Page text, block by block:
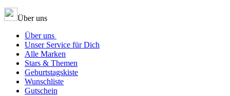
Über uns
Über uns
Unser Service für Dich
Alle Marken
Stars & Themen
Geburtstagskiste
Wunschliste
Gutschein